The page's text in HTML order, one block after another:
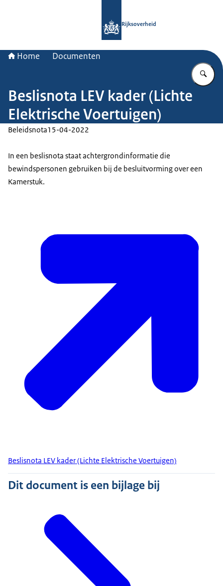
Rijksoverheid
Home Documenten
Beslisnota LEV kader (Lichte
Elektrische Voertuigen)
Beleidsnota15-04-2022
In een beslisnota staat achtergrondinformatie die
bewindspersonen gebruiken bij de besluitvorming over een
Kamerstuk.
Beslisnota LEV kader (Lichte Elektrische Voertuigen)
Dit document is een bijlage bij